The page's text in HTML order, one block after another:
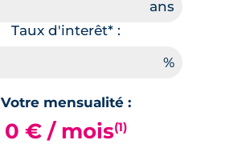
Taux d'interêt* :
Votre mensualité :
0 € / mois(1)